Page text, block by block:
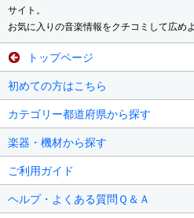
サイト。
お気に入りの音楽情報をクチコミして広め
トップページ
初めての方はこちら
カテゴリー都道府県から探す
楽器・機材から探す
ご利用ガイド
ヘルプ・よくある質問Ｑ＆Ａ